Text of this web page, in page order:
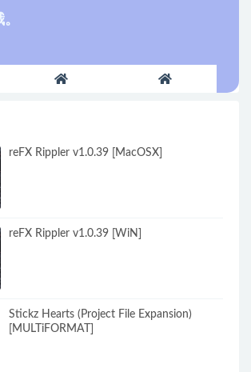
reFX Rippler v1.0.39 [MacOSX]
reFX Rippler v1.0.39 [WiN]
Stickz Hearts (Project File Expansion)
[MULTiFORMAT]